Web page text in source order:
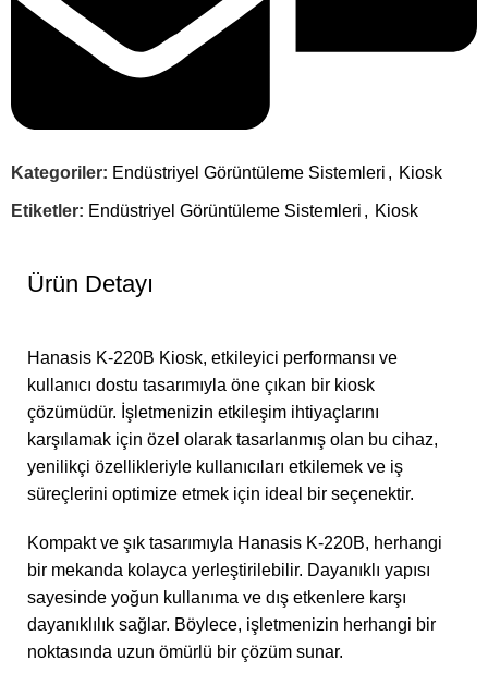
Kategoriler: Endüstriyel Görüntüleme Sistemleri , Kiosk
Etiketler: Endüstriyel Görüntüleme Sistemleri , Kiosk
Ürün Detayı
Hanasis K-220B Kiosk, etkileyici performansı ve
kullanıcı dostu tasarımıyla öne çıkan bir kiosk
çözümüdür. İşletmenizin etkileşim ihtiyaçlarını
karşılamak için özel olarak tasarlanmış olan bu cihaz,
yenilikçi özellikleriyle kullanıcıları etkilemek ve iş
süreçlerini optimize etmek için ideal bir seçenektir.
Kompakt ve şık tasarımıyla Hanasis K-220B, herhangi
bir mekanda kolayca yerleştirilebilir. Dayanıklı yapısı
sayesinde yoğun kullanıma ve dış etkenlere karşı
dayanıklılık sağlar. Böylece, işletmenizin herhangi bir
noktasında uzun ömürlü bir çözüm sunar.